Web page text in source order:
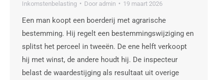
Inkomstenbelasting Door admin 19 maart 2026
Een man koopt een boerderij met agrarische
bestemming. Hij regelt een bestemmingswijziging en
splitst het perceel in tweeën. De ene helft verkoopt
hij met winst, de andere houdt hij. De inspecteur
belast de waardestijging als resultaat uit overige